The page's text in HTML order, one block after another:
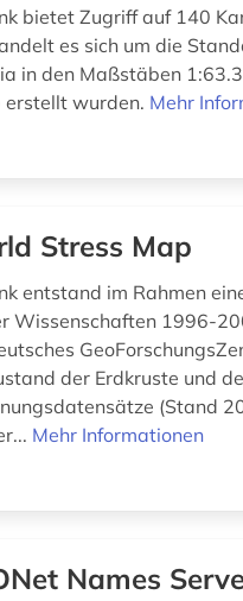
bietet Zugriff auf 140
es sich um die
in den Maßstäben
erstellt wurden. Mehr
Stress Map
entstand im Rahmen
Wissenschaften 1996-
der Erdkruste und
(Stand
Mehr Informationen
Names